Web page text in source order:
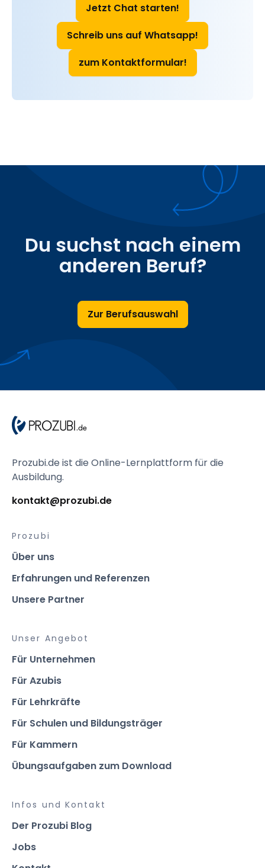
Jetzt Chat starten!
Schreib uns auf Whatsapp!
zum Kontaktformular!
Du suchst nach einem
anderen Beruf?
Zur Berufsauswahl
Prozubi.de ist die Online-Lernplattform für die
Ausbildung.
kontakt@prozubi.de
Prozubi
Über uns
Erfahrungen und Referenzen
Unsere Partner
Unser Angebot
Für Unternehmen
Für Azubis
Für Lehrkräfte
Für Schulen und Bildungsträger
Für Kammern
Übungsaufgaben zum Download
Infos und Kontakt
Der Prozubi Blog
Jobs